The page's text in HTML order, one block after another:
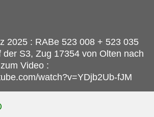
2025 : RABe 523 008 + 523 035
der S3, Zug 17354 von Olten nach
Video :
watch?v=YDjb2Ub-fJM